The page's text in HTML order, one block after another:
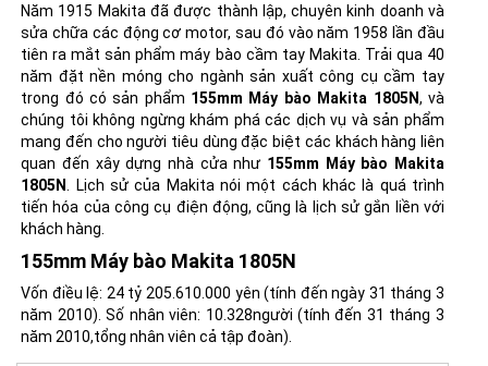
Năm 1915 Makita đã được thành lập, chuyên kinh doanh và
sửa chữa các động cơ motor, sau đó vào năm 1958 lần đầu
tiên ra mắt sản phẩmmáy bào cầm tay Makita . Trải qua 40
năm đặt nền móng cho ngành sản xuất công cụ cầm tay
trong đó có sản phẩm 155mm Máy bào Makita 1805N, và
chúng tôi không ngừng khám phá các dịch vụ và sản phẩm
mang đến cho người tiêu dùng đặc biệt các khách hàng liên
quan đến xây dựng nhà cửa như 155mm Máy bào Makita
1805N . Lịch sử của Makita nói một cách khác là quá trình
tiến hóa của công cụ điện động, cũng là lịch sử gắn liền với
khách hàng.
155mm Máy bào Makita 1805N
Vốn điều lệ: 24 tỷ 205.610.000 yên (tính đến ngày 31 tháng 3
năm 2010). Số nhân viên: 10.328người (tính đến 31 tháng 3
năm 2010,tổng nhân viên cả tập đoàn).